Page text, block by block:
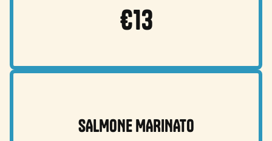
€13
SALMONE MARINATO